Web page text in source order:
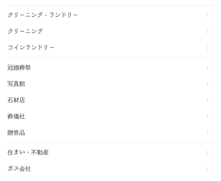
クリーニング・ランドリー
クリーニング
コインランドリー
冠婚葬祭
写真館
石材店
葬儀社
贈答品
住まい・不動産
ガス会社